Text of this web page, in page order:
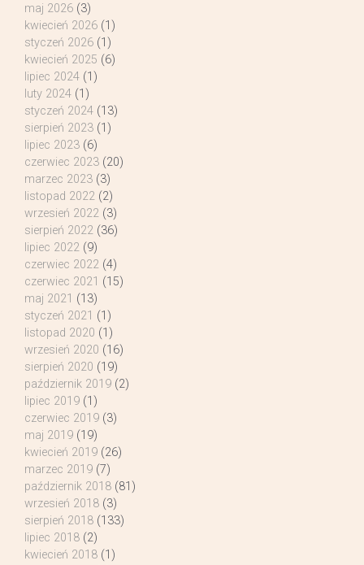
maj 2026 (3)
kwiecień 2026 (1)
styczeń 2026 (1)
kwiecień 2025 (6)
lipiec 2024 (1)
luty 2024 (1)
styczeń 2024 (13)
sierpień 2023 (1)
lipiec 2023 (6)
czerwiec 2023 (20)
marzec 2023 (3)
listopad 2022 (2)
wrzesień 2022 (3)
sierpień 2022 (36)
lipiec 2022 (9)
czerwiec 2022 (4)
czerwiec 2021 (15)
maj 2021 (13)
styczeń 2021 (1)
listopad 2020 (1)
wrzesień 2020 (16)
sierpień 2020 (19)
październik 2019 (2)
lipiec 2019 (1)
czerwiec 2019 (3)
maj 2019 (19)
kwiecień 2019 (26)
marzec 2019 (7)
październik 2018 (81)
wrzesień 2018 (3)
sierpień 2018 (133)
lipiec 2018 (2)
kwiecień 2018 (1)